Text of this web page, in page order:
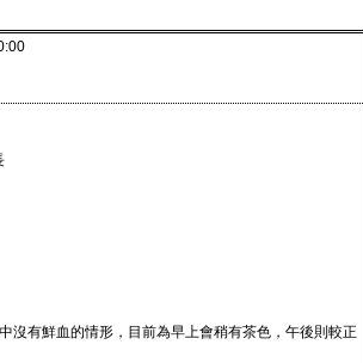
沒有鮮血的情形，目前為早上會稍有茶色，午後則較正